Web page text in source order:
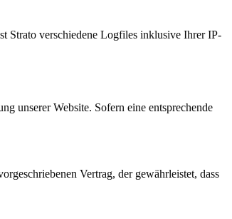
Strato verschiedene Logfiles inklusive Ihrer IP-
unserer Website. Sofern eine entsprechende
Vertrag, der gewährleistet, dass